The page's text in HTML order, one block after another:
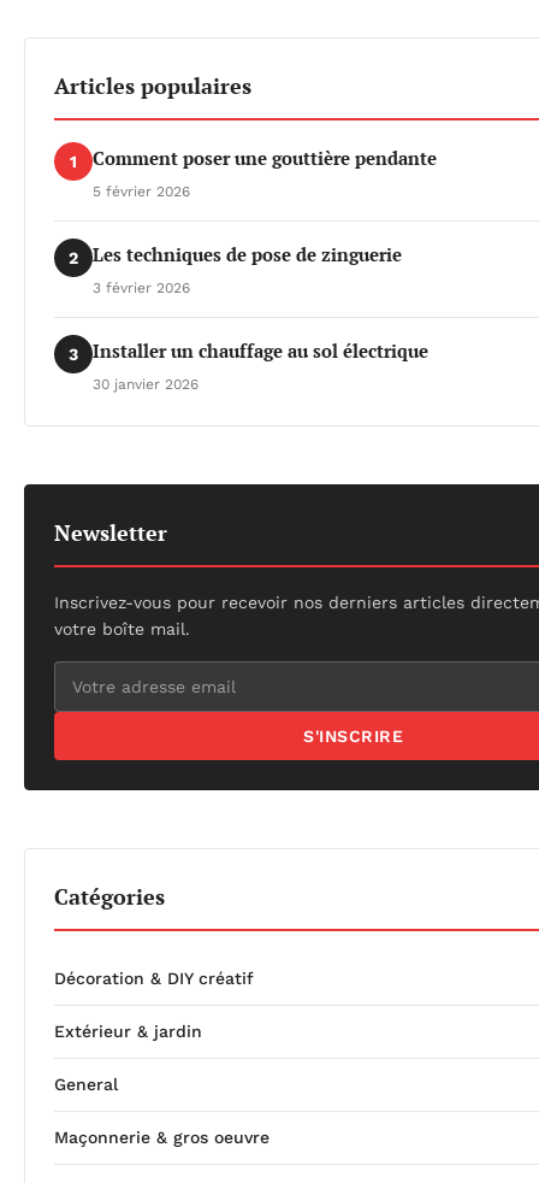
Articles populaires
1 Comment poser une gouttière pendante
5 février 2026
2 Les techniques de pose de zinguerie
3 février 2026
3 Installer un chauffage au sol électrique
30 janvier 2026
Newsletter
Inscrivez-vous pour recevoir nos derniers articles
votre boîte mail.
S'INSCRIRE
Catégories
Décoration & DIY créatif
Extérieur & jardin
General
Maçonnerie & gros oeuvre